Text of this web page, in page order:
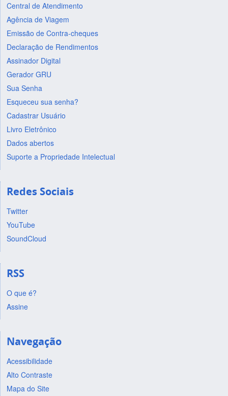
Central de Atendimento
Agência de Viagem
Emissão de Contra-cheques
Declaração de Rendimentos
Assinador Digital
Gerador GRU
Sua Senha
Esqueceu sua senha?
Cadastrar Usuário
Livro Eletrônico
Dados abertos
Suporte a Propriedade Intelectual
Redes Sociais
Twitter
YouTube
SoundCloud
RSS
O que é?
Assine
Navegação
Acessibilidade
Alto Contraste
Mapa do Site